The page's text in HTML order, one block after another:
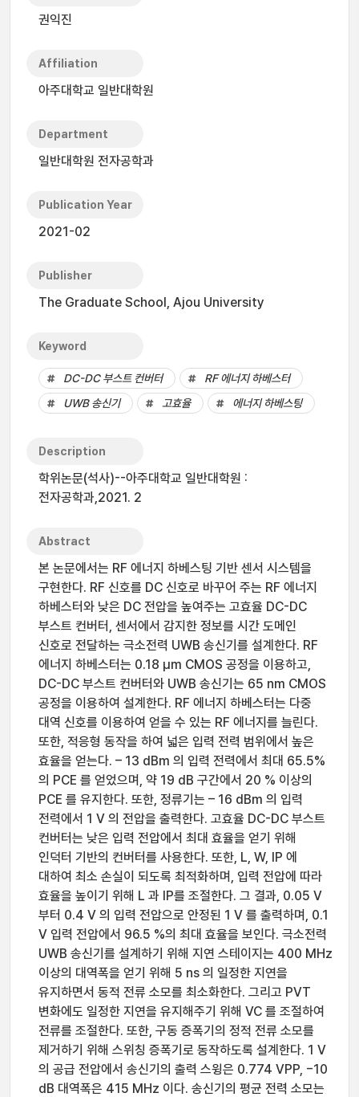
권익진
Affiliation
아주대학교 일반대학원
Department
일반대학원 전자공학과
Publication Year
2021-02
Publisher
The Graduate School, Ajou University
Keyword
DC-DC 부스트 컨버터
RF 에너지 하베스터
UWB 송신기
고효율 에너지 하베스팅
Description
학위논문(석사)--아주대학교 일반대학원 :
전자공학과,2021. 2
Abstract
본 논문에서는 RF 에너지 하베스팅 기반 센서 시스템을
구현한다. RF 신호를 DC 신호로 바꾸어 주는 RF 에너지
하베스터와 낮은 DC 전압을 높여주는 고효율 DC-DC
부스트 컨버터, 센서에서 감지한 정보를 시간 도메인
신호로 전달하는 극소전력 UWB 송신기를 설계한다. RF
에너지 하베스터는 0.18 μm CMOS 공정을 이용하고,
DC-DC 부스트 컨버터와 UWB 송신기는 65 nm CMOS
공정을 이용하여 설계한다. RF 에너지 하베스터는 다중
대역 신호를 이용하여 얻을 수 있는 RF 에너지를 늘린다.
또한, 적응형 동작을 하여 넓은 입력 전력 범위에서 높은
효율을 얻는다. – 13 dBm 의 입력 전력에서 최대 65.5%
의 PCE 를 얻었으며, 약 19 dB 구간에서 20 % 이상의
PCE 를 유지한다. 또한, 정류기는 – 16 dBm 의 입력
전력에서 1 V 의 전압을 출력한다. 고효율 DC-DC 부스트
컨버터는 낮은 입력 전압에서 최대 효율을 얻기 위해
인덕터 기반의 컨버터를 사용한다. 또한, L, W, IP 에
대하여 최소 손실이 되도록 최적화하며, 입력 전압에 따라
효율을 높이기 위해 L 과 IP를 조절한다. 그 결과, 0.05 V
부터 0.4 V 의 입력 전압으로 안정된 1 V 를 출력하며, 0.1
V 입력 전압에서 96.5 %의 최대 효율을 보인다. 극소전력
UWB 송신기를 설계하기 위해 지연 스테이지는 400 MHz
이상의 대역폭을 얻기 위해 5 ns 의 일정한 지연을
유지하면서 동적 전류 소모를 최소화한다. 그리고 PVT
변화에도 일정한 지연을 유지해주기 위해 VC 를 조절하여
전류를 조절한다. 또한, 구동 증폭기의 정적 전류 소모를
제거하기 위해 스위칭 증폭기로 동작하도록 설계한다. 1 V
의 공급 전압에서 송신기의 출력 스윙은 0.774 VPP, −10
dB 대역폭은 415 MHz 이다. 송신기의 평균 전력 소모는